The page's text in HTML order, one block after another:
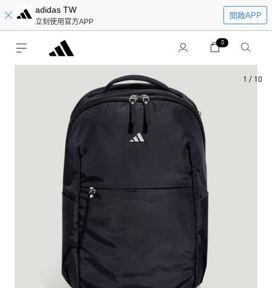
adidas TW
立刻使用官方APP
開啟APP
0
1 / 10